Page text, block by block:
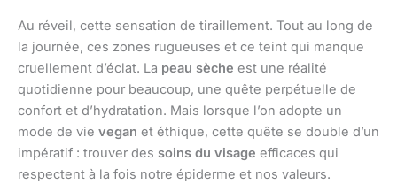
Au réveil, cette sensation de tiraillement. Tout au long de
la journée, ces zones rugueuses et ce teint qui manque
cruellement d’éclat. La peau sèche est une réalité
quotidienne pour beaucoup, une quête perpétuelle de
confort et d’hydratation. Mais lorsque l’on adopte un
mode de vie vegan et éthique, cette quête se double d’un
impératif : trouver des soins du visage efficaces qui
respectent à la fois notre épiderme et nos valeurs.